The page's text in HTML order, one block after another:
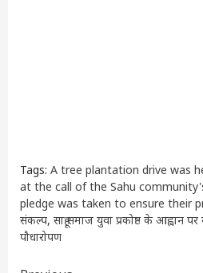
Tags: A tree plantation drive was
at the call of the Sahu
pledge was taken to ensure their
संकल्प, साहू समाज युवा प्रकोष्ठ के आह्वान पर
पौधारोपण